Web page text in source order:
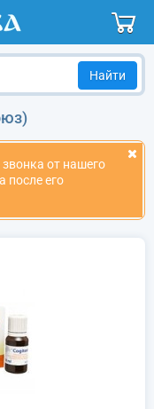
от нашего
после его